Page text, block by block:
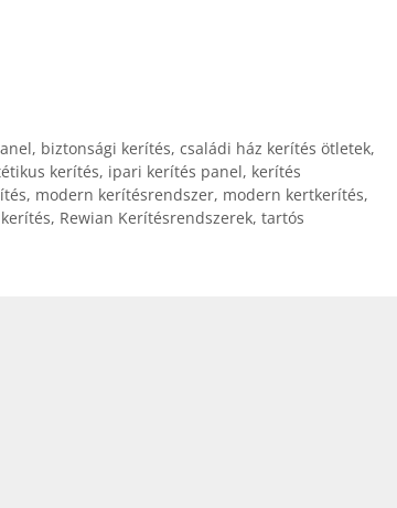
, biztonsági kerítés, családi ház kerítés ötletek,
kerítés, ipari kerítés panel, kerítés
, modern kerítésrendszer, modern kertkerítés,
, Rewian Kerítésrendszerek, tartós